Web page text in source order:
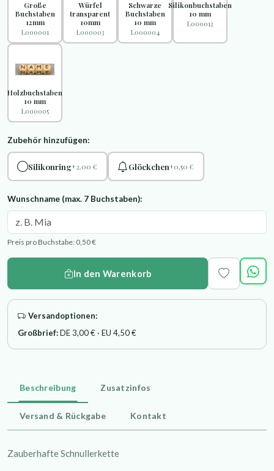
Große
Buchstaben
12mm
L000001
Würfel
transparent
10mm
L000003
Schwarze
Buchstaben
10 mm
L000004
Silikonbuchstaben
10 mm
L000012
Holzbuchstaben
10 mm
L000005
Zubehör hinzufügen:
Silikonring+2,00 € Glöckchen+0,50 €
Wunschname (max. 7 Buchstaben):
Preis pro Buchstabe: 0,50 €
In den Warenkorb
Versandoptionen:
Großbrief:DE 3,00 € · EU 4,50 €
Beschreibung Zusatzinfos
Versand & Rückgabe Kontakt
Zauberhafte Schnullerkette